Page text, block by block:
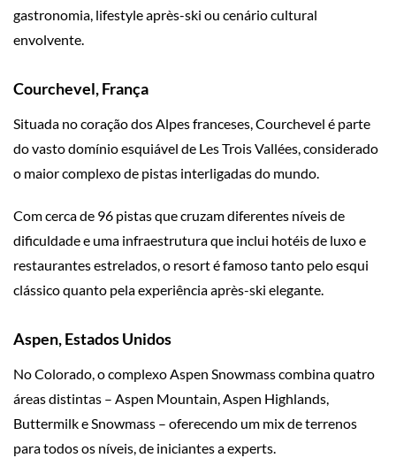
gastronomia, lifestyle après-ski ou cenário cultural
envolvente.
Courchevel, França
Situada no coração dos Alpes franceses, Courchevel é parte
do vasto domínio esquiável de Les Trois Vallées, considerado
o maior complexo de pistas interligadas do mundo.
Com cerca de 96 pistas que cruzam diferentes níveis de
dificuldade e uma infraestrutura que inclui hotéis de luxo e
restaurantes estrelados, o resort é famoso tanto pelo esqui
clássico quanto pela experiência après-ski elegante.
Aspen, Estados Unidos
No Colorado, o complexo Aspen Snowmass combina quatro
áreas distintas – Aspen Mountain, Aspen Highlands,
Buttermilk e Snowmass – oferecendo um mix de terrenos
para todos os níveis, de iniciantes a experts.